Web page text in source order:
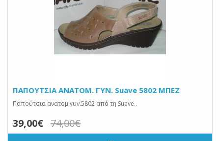
ΠΑΠΟΥΤΣΙΑ ANATOM. ΓΥΝ. Suave 5802 ΜΠΕΖ
Παπούτσια ανατομ.γυν.5802 από τη Suave..
39,00€ 74,00€